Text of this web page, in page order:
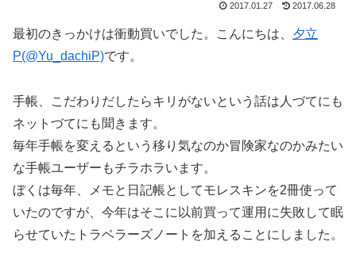
2017.01.27 2017.06.28
最初のきっかけは衝動買いでした。こんにちは、 夕立
P(@Yu_dachiP)です。
手帳、こだわりだしたらキリがないという話は人づてにも
ネットづてにも聞きます。
毎年手帳を変えるという移り気なのか冒険家なのかみたい
な手帳ユーザーもチラホラいます。
ぼくは毎年、メモと日記帳としてモレスキンを2冊使って
いたのですが、今年はそこに以前買って運用に失敗して眠
らせていたトラベラーズノートを加えることにしました。